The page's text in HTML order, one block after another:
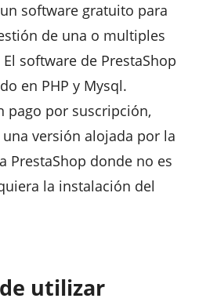
software gratuito para
de una o multiples
software de PrestaShop
en PHP y Mysql.
pago por suscripción,
versión alojada por la
PrestaShop donde no es
la instalación del
utilizar